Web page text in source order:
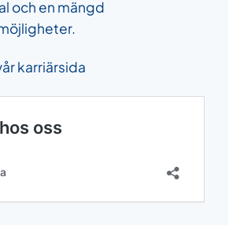
och en mängd
karriärsida